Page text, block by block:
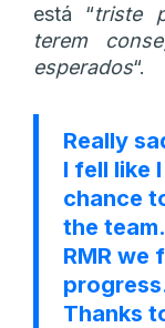
está “triste
terem
esperados“.
Really
I fell like
chance
the
RMR we
Thanks